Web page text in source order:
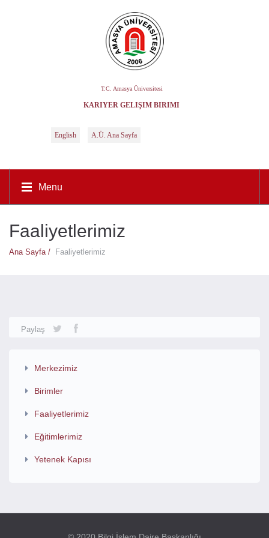
T.C. Amasya Üniversitesi
KARIYER GELIŞIM BIRIMI
English A.Ü. Ana Sayfa
Menu
Faaliyetlerimiz
Ana Sayfa / Faaliyetlerimiz
Paylaş
Merkezimiz
Birimler
Faaliyetlerimiz
Eğitimlerimiz
Yetenek Kapısı